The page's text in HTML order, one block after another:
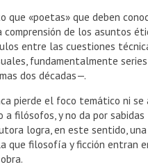
«poetas» que deben
de los asuntos
entre las cuestiones
fundamentalmente
dos décadas—.
pierde el foco temático ni
filósofos, y no da por
logra, en este sentido,
filosofía y ficción entran